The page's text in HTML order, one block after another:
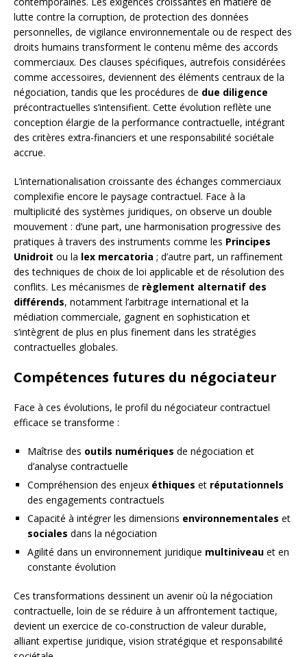
lutte contre la corruption, de protection des données
personnelles, de vigilance environnementale ou de respect des
droits humains transforment le contenu même des accords
commerciaux. Des clauses spécifiques, autrefois considérées
comme accessoires, deviennent des éléments centraux de la
négociation, tandis que les procédures de due diligence
précontractuelles s’intensifient. Cette évolution reflète une
conception élargie de la performance contractuelle, intégrant
des critères extra-financiers et une responsabilité sociétale
accrue.
L’internationalisation croissante des échanges commerciaux
complexifie encore le paysage contractuel. Face à la
multiplicité des systèmes juridiques, on observe un double
mouvement : d’une part, une harmonisation progressive des
pratiques à travers des instruments comme les Principes
Unidroit ou la lex mercatoria ; d’autre part, un raffinement
des techniques de choix de loi applicable et de résolution des
conflits. Les mécanismes de règlement alternatif des
différends, notamment l’arbitrage international et la
médiation commerciale, gagnent en sophistication et
s’intègrent de plus en plus finement dans les stratégies
contractuelles globales.
Compétences futures du négociateur
Face à ces évolutions, le profil du négociateur contractuel
efficace se transforme :
Maîtrise des outils numériques de négociation et
d’analyse contractuelle
Compréhension des enjeux éthiques et réputationnels
des engagements contractuels
Capacité à intégrer les dimensions environnementales et
sociales dans la négociation
Agilité dans un environnement juridique multiniveau et en
constante évolution
Ces transformations dessinent un avenir où la négociation
contractuelle, loin de se réduire à un affrontement tactique,
devient un exercice de co-construction de valeur durable,
alliant expertise juridique, vision stratégique et responsabilité